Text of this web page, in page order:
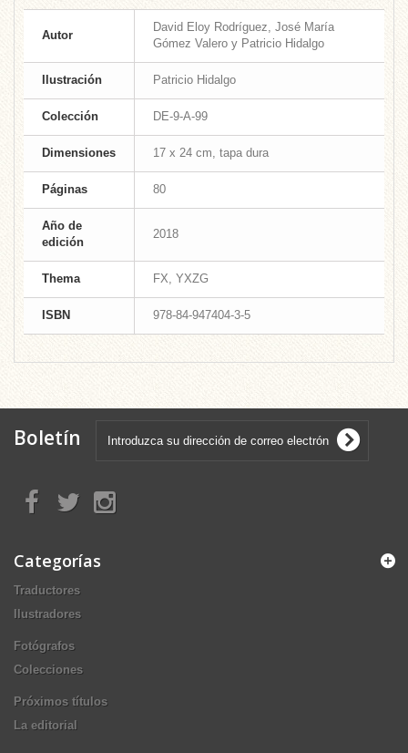
Autor
David Eloy Rodríguez, José María
Gómez Valero y Patricio Hidalgo
Ilustración Patricio Hidalgo
Colección DE-9-A-99
Dimensiones 17 x 24 cm, tapa dura
Páginas 80
Año de
edición
2018
Thema FX, YXZG
ISBN 978-84-947404-3-5
Boletín
Categorías
Traductores
Ilustradores
Fotógrafos
Colecciones
Próximos títulos
La editorial